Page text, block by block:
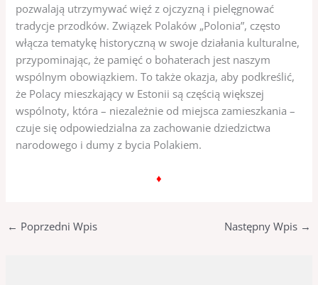
pozwalają utrzymywać więź z ojczyzną i pielęgnować
tradycje przodków. Związek Polaków „Polonia”, często
włącza tematykę historyczną w swoje działania kulturalne,
przypominając, że pamięć o bohaterach jest naszym
wspólnym obowiązkiem. To także okazja, aby podkreślić,
że Polacy mieszkający w Estonii są częścią większej
wspólnoty, która – niezależnie od miejsca zamieszkania –
czuje się odpowiedzialna za zachowanie dziedzictwa
narodowego i dumy z bycia Polakiem.
♦
← Poprzedni Wpis Następny Wpis →